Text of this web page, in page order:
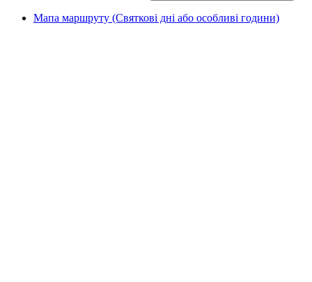
Мапа маршруту (Святкові дні або особливі години)